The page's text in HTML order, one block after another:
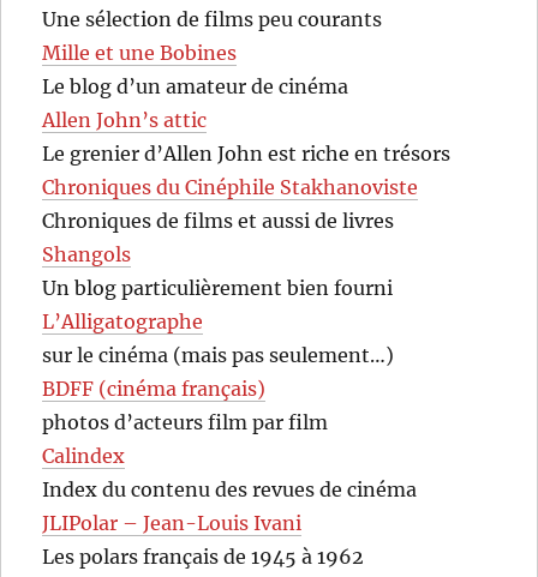
Une sélection de films peu courants
Mille et une Bobines
Le blog d’un amateur de cinéma
Allen John’s attic
Le grenier d’Allen John est riche en trésors
Chroniques du Cinéphile Stakhanoviste
Chroniques de films et aussi de livres
Shangols
Un blog particulièrement bien fourni
L’Alligatographe
sur le cinéma (mais pas seulement…)
BDFF (cinéma français)
photos d’acteurs film par film
Calindex
Index du contenu des revues de cinéma
JLIPolar – Jean-Louis Ivani
Les polars français de 1945 à 1962